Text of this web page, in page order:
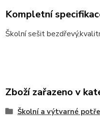
Kompletní
Školní sešit
Zboží zařazeno v
Školní a výtvarné